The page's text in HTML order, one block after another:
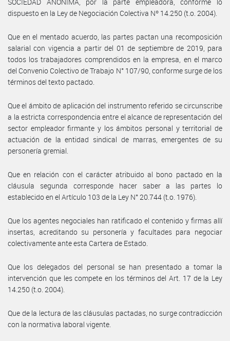
dispuesto en la Ley de Negociación Colectiva Nº 14.250 (t.o. 2004).
Que en el mentado acuerdo, las partes pactan una recomposición
salarial con vigencia a partir del 01 de septiembre de 2019, para
todos los trabajadores comprendidos en la empresa, en el marco
del Convenio Colectivo de Trabajo N° 107/90, conforme surge de los
términos del texto pactado.
Que el ámbito de aplicación del instrumento referido se circunscribe
a la estricta correspondencia entre el alcance de representación del
sector empleador firmante y los ámbitos personal y territorial de
actuación de la entidad sindical de marras, emergentes de su
personería gremial.
Que en relación con el carácter atribuido al bono pactado en la
cláusula segunda corresponde hacer saber a las partes lo
establecido en el Artículo 103 de la Ley N° 20.744 (t.o. 1976).
Que los agentes negociales han ratificado el contenido y firmas allí
insertas, acreditando su personería y facultades para negociar
colectivamente ante esta Cartera de Estado.
Que los delegados del personal se han presentado a tomar la
intervención que les compete en los términos del Art. 17 de la Ley
14.250 (t.o. 2004).
Que de la lectura de las cláusulas pactadas, no surge contradicción
con la normativa laboral vigente.